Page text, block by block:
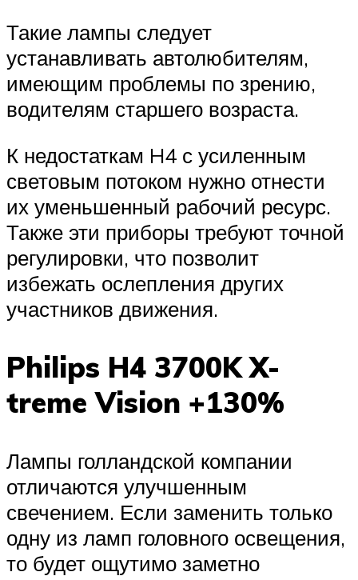
Такие лампы следует
устанавливать автолюбителям,
имеющим проблемы по зрению,
водителям старшего возраста.
К недостаткам H4 с усиленным
световым потоком нужно отнести
их уменьшенный рабочий ресурс.
Также эти приборы требуют точной
регулировки, что позволит
избежать ослепления других
участников движения.
Philips H4 3700K X-
treme Vision +130%
Лампы голландской компании
отличаются улучшенным
свечением. Если заменить только
одну из ламп головного освещения,
то будет ощутимо заметно